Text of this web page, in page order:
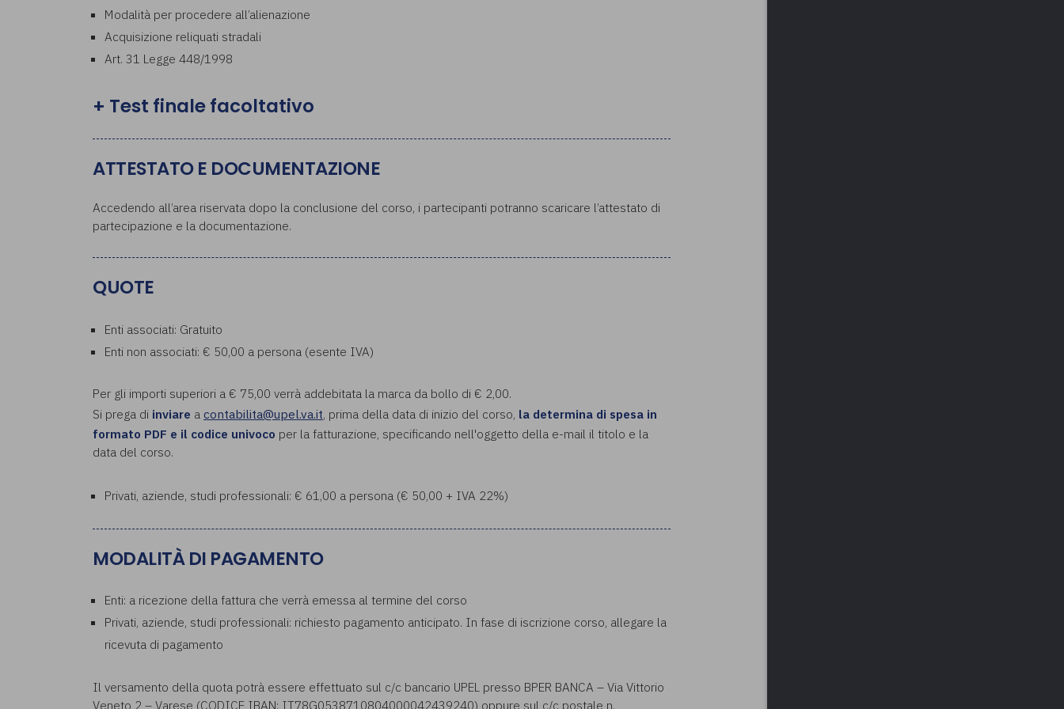
Modalità per procedere all’alienazione
Acquisizione reliquati stradali
Art. 31 Legge 448/1998
+ Test finale facoltativo
ATTESTATO E DOCUMENTAZIONE
Accedendo all’area riservata dopo la conclusione del corso, i partecipanti potranno scaricare l’attestato di
partecipazione e la documentazione.
QUOTE
Enti associati: Gratuito
Enti non associati: € 50,00 a persona (esente IVA)
Per gli importi superiori a € 75,00 verrà addebitata la marca da bollo di € 2,00.
Si prega di inviare a contabilita@upel.va.it, prima della data di inizio del corso, la determina di spesa in
formato PDF e il codice univoco per la fatturazione, specificando nell'oggetto della e-mail il titolo e la
data del corso.
Privati, aziende, studi professionali: € 61,00 a persona (€ 50,00 + IVA 22%)
MODALITÀ DI PAGAMENTO
Enti: a ricezione della fattura che verrà emessa al termine del corso
Privati, aziende, studi professionali: richiesto pagamento anticipato. In fase di iscrizione corso, allegare la
ricevuta di pagamento
Il versamento della quota potrà essere effettuato sul c/c bancario UPEL presso BPER BANCA – Via Vittorio
Veneto 2 – Varese (CODICE IBAN: IT78G0538710804000042439240) oppure sul c/c postale n.